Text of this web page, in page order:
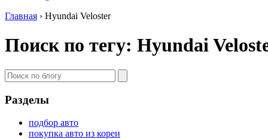
Главная › Hyundai Veloster
Поиск по тегу: Hyundai
Разделы
подбор авто
покупка авто из кореи